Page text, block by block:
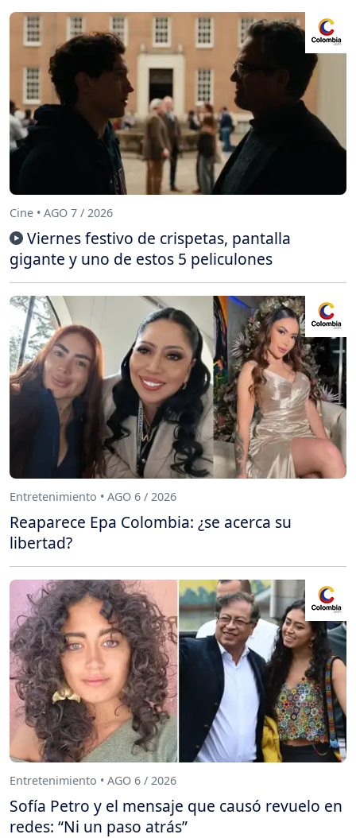
Cine • AGO 7 / 2026
Viernes festivo de crispetas, pantalla
gigante y uno de estos 5 peliculones
Entretenimiento • AGO 6 / 2026
Reaparece Epa Colombia: ¿se acerca su
libertad?
Entretenimiento • AGO 6 / 2026
Sofía Petro y el mensaje que causó revuelo en
redes: “Ni un paso atrás”